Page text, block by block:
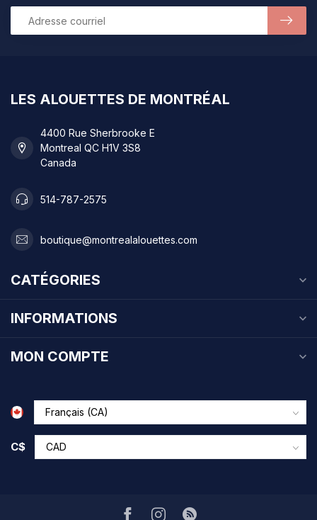
LES ALOUETTES DE MONTRÉAL
4400 Rue Sherbrooke E
Montreal QC H1V 3S8
Canada
514-787-2575
boutique@montrealalouettes.com
CATÉGORIES
INFORMATIONS
MON COMPTE
C$